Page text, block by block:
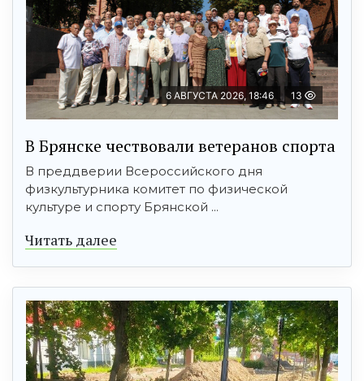
6 АВГУСТА 2026, 18:46 13
В Брянске чествовали ветеранов спорта
В преддверии Всероссийского дня
физкультурника комитет по физической
культуре и спорту Брянской ...
Читать далее